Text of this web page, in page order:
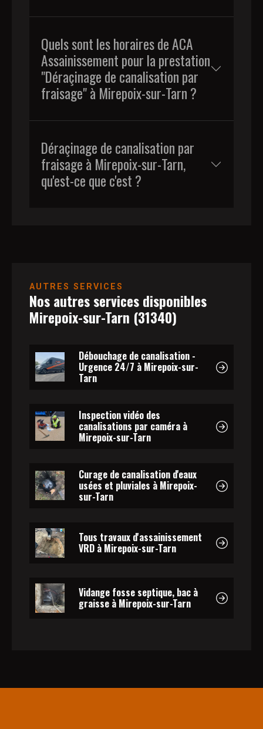
Quels sont les horaires de ACA
Assainissement pour la prestation
"Déraçinage de canalisation par
fraisage" à Mirepoix-sur-Tarn ?
Déraçinage de canalisation par
fraisage à Mirepoix-sur-Tarn,
qu'est-ce que c'est ?
AUTRES SERVICES
Nos autres services disponibles
Mirepoix-sur-Tarn (31340)
Débouchage de canalisation -
Urgence 24/7 à Mirepoix-sur-
Tarn
Inspection vidéo des
canalisations par caméra à
Mirepoix-sur-Tarn
Curage de canalisation d'eaux
usées et pluviales à Mirepoix-
sur-Tarn
Tous travaux d'assainissement
VRD à Mirepoix-sur-Tarn
Vidange fosse septique, bac à
graisse à Mirepoix-sur-Tarn